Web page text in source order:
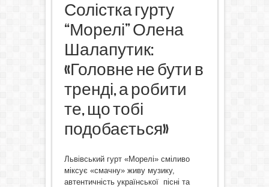
Солістка гурту
“Морелі” Олена
Шалапутик:
«Головне не бути в
тренді, а робити
те, що тобі
подобається»
Львівський гурт «Морелі» сміливо
міксує «смачну» живу музику,
автентичність української пісні та